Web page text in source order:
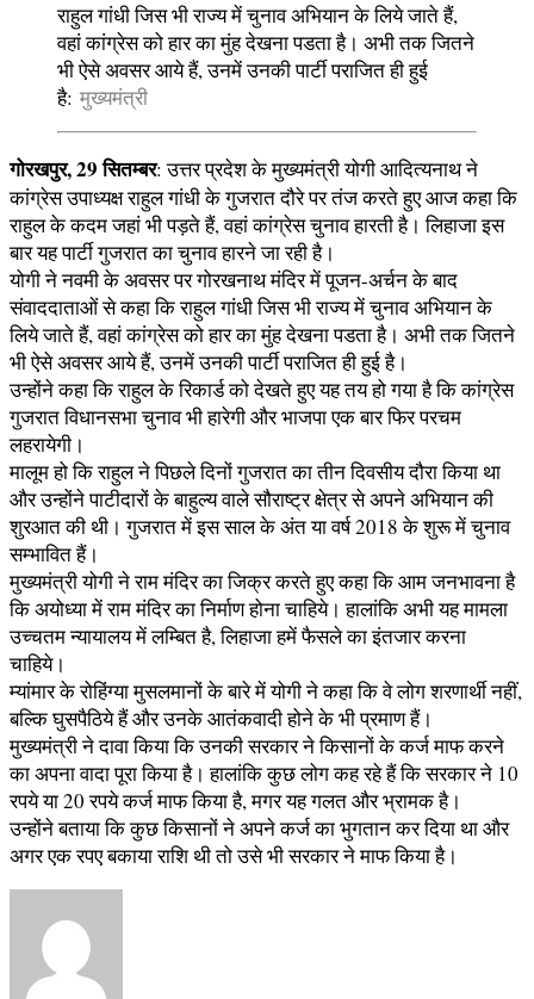
राहुल गांधी जिस भी राज्य में चुनाव अभियान के लिये जाते हैं,
वहां कांग्रेस को हार का मुंह देखना पडता है। अभी तक जितने
भी ऐसे अवसर आये हैं, उनमें उनकी पार्टी पराजित ही हुई
है: मुख्यमंत्री
गोरखपुर, 29 सितम्बर: उत्तर प्रदेश के मुख्यमंत्री योगी आदित्यनाथ ने
कांग्रेस उपाध्यक्ष राहुल गांधी के गुजरात दौरे पर तंज करते हुए आज कहा कि
राहुल के कदम जहां भी पड़ते हैं, वहां कांग्रेस चुनाव हारती है। लिहाजा इस
बार यह पार्टी गुजरात का चुनाव हारने जा रही है।
योगी ने नवमी के अवसर पर गोरखनाथ मंदिर में पूजन-अर्चन के बाद
संवाददाताओं से कहा कि राहुल गांधी जिस भी राज्य में चुनाव अभियान के
लिये जाते हैं, वहां कांग्रेस को हार का मुंह देखना पडता है। अभी तक जितने
भी ऐसे अवसर आये हैं, उनमें उनकी पार्टी पराजित ही हुई है।
उन्होंने कहा कि राहुल के रिकार्ड को देखते हुए यह तय हो गया है कि कांग्रेस
गुजरात विधानसभा चुनाव भी हारेगी और भाजपा एक बार फिर परचम
लहरायेगी।
मालूम हो कि राहुल ने पिछले दिनों गुजरात का तीन दिवसीय दौरा किया था
और उन्होंने पाटीदारों के बाहुल्य वाले सौराष्ट्र क्षेत्र से अपने अभियान की
शुरआत की थी। गुजरात में इस साल के अंत या वर्ष 2018 के शुरू में चुनाव
सम्भावित हैं।
मुख्यमंत्री योगी ने राम मंदिर का जिक्र करते हुए कहा कि आम जनभावना है
कि अयोध्या में राम मंदिर का निर्माण होना चाहिये। हालांकि अभी यह मामला
उच्चतम न्यायालय में लम्बित है, लिहाजा हमें फैसले का इंतजार करना
चाहिये।
म्यांमार के रोहिंग्या मुसलमानों के बारे में योगी ने कहा कि वे लोग शरणार्थी नहीं,
बल्कि घुसपैठिये हैं और उनके आतंकवादी होने के भी प्रमाण हैं।
मुख्यमंत्री ने दावा किया कि उनकी सरकार ने किसानों के कर्ज माफ करने
का अपना वादा पूरा किया है। हालांकि कुछ लोग कह रहे हैं कि सरकार ने 10
रपये या 20 रपये कर्ज माफ किया है, मगर यह गलत और भ्रामक है।
उन्होंने बताया कि कुछ किसानों ने अपने कर्ज का भुगतान कर दिया था और
अगर एक रपए बकाया राशि थी तो उसे भी सरकार ने माफ किया है।